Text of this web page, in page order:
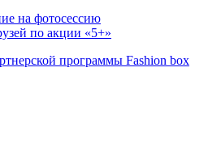
на фотосессию
по акции «5+»
программы Fashion box